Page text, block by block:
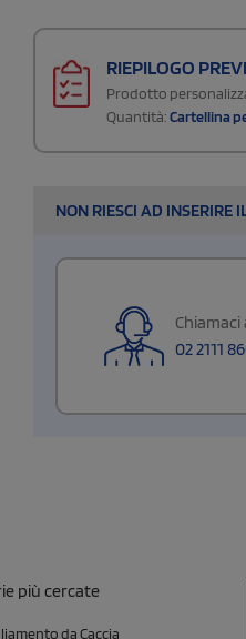
RIEPILOGO
Prodotto
Quantità:Cartellina
NON RIESCI AD INSERIRE
02 2111
più cercate
da Caccia